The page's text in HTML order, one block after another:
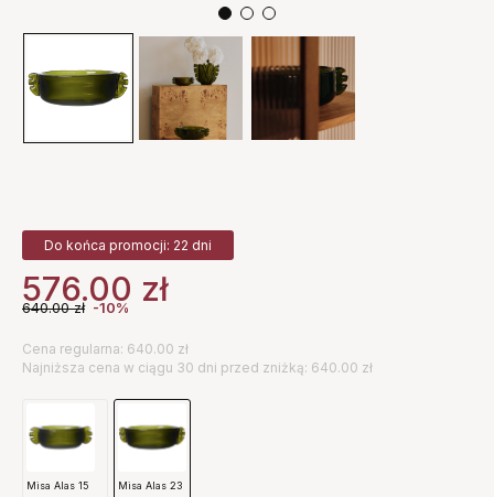
Do końca promocji: 22 dni
576.00 zł
640.00zł -10%
Cena regularna: 640.00 zł
Najniższa cena w ciągu 30 dni przed zniżką: 640.00 zł
Misa Alas 15
Misa Alas 23